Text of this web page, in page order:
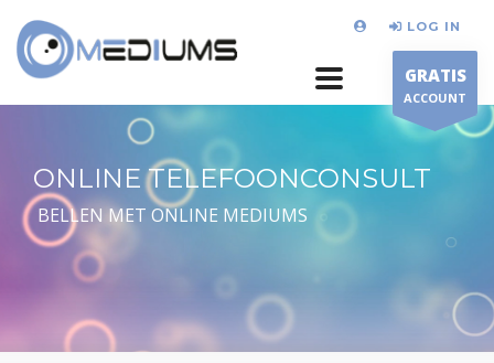
LOG IN
GRATIS
ACCOUNT
ONLINE TELEFOONCONSULT
BELLEN MET ONLINE MEDIUMS